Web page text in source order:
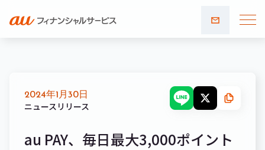
合わせ
2024年1月30日
ニュースリリース
au PAY、毎日最大3,000ポイント